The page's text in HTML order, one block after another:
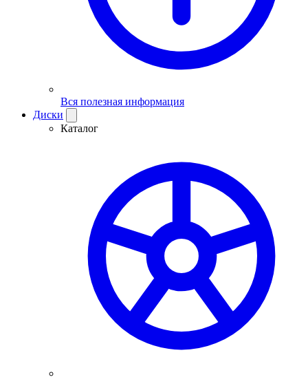
Вся полезная информация
Диски
Каталог